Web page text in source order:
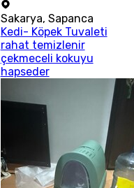
Sakarya, Sapanca
Kedi- Köpek Tuvaleti
rahat temizlenir
çekmeceli kokuyu
hapseder